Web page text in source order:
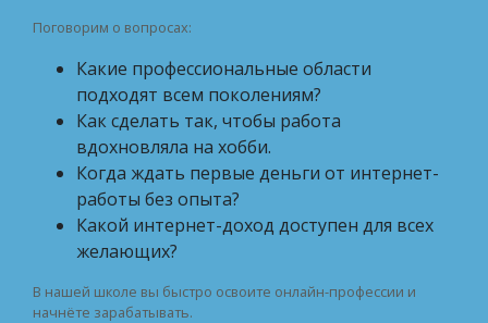
Поговорим о вопросах:
Какие профессиональные области
подходят всем поколениям?
Как сделать так, чтобы работа
вдохновляла на хобби.
Когда ждать первые деньги от интернет-
работы без опыта?
Какой интернет-доход доступен для всех
желающих?
В нашей школе вы быстро освоите онлайн-профессии и
начнёте зарабатывать.